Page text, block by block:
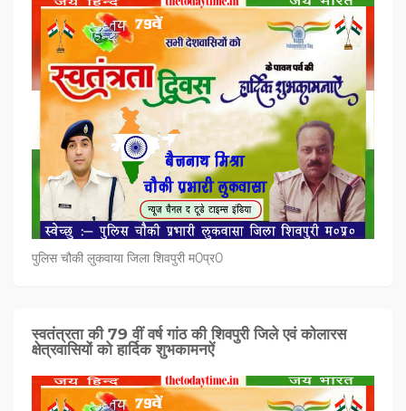
पुलिस चौकी लुकवाया जिला शिवपुरी म0प्र0
स्वतंत्रता की 79 वीं वर्ष गांठ की शिवपुरी जिले एवं कोलारस
क्षेत्रवासियों को हार्दिक शुभकामनऐं